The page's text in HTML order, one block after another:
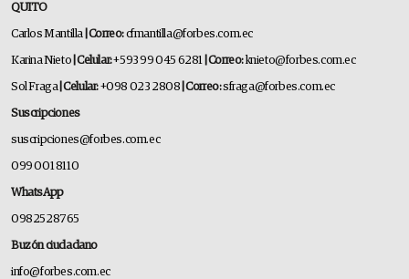
QUITO
Carlos Mantilla | Correo:cfmantilla@forbes.com.ec
Karina Nieto | Celular:+593 99 045 6281 | Correo: knieto@forbes.com.ec
Sol Fraga | Celular:+098 023 2808 | Correo:sfraga@forbes.com.ec
Suscripciones
suscripciones@forbes.com.ec
099 001 8110
WhatsApp
0982528765
Buzón ciudadano
info@forbes.com.ec